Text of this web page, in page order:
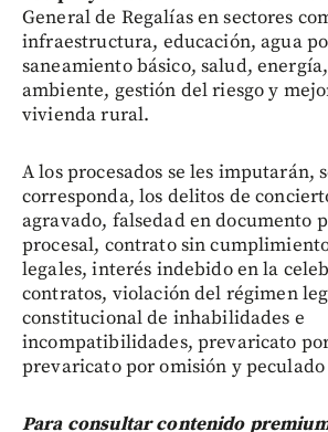
General de Regalías en sectores
infraestructura, educación, agua
saneamiento básico, salud,
ambiente, gestión del riesgo y
vivienda rural.
A los procesados se les imputarán,
corresponda, los delitos de
agravado, falsedad en documento
procesal, contrato sin
legales, interés indebido en la
contratos, violación del régimen
constitucional de inhabilidades e
incompatibilidades, prevaricato
prevaricato por omisión y
Para consultar contenido